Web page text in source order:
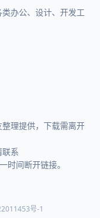
办公、设计、开发工
理提供，下载需离开
系
时间断开链接。
号-1